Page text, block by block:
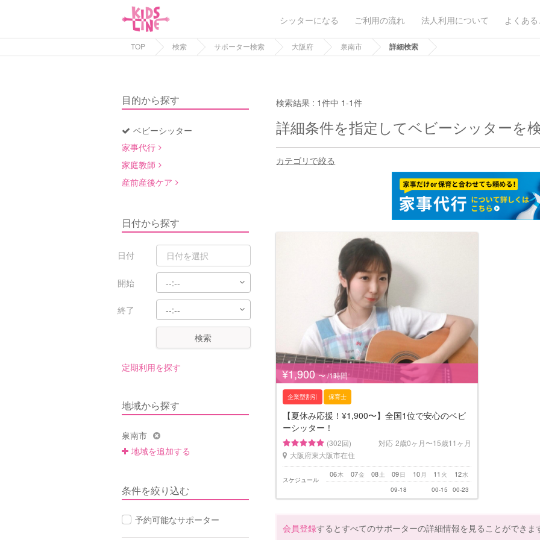
シッターになる ご利用の流れ 法人利用について よくあ
TOP 検索 サポーター検索 大阪府 泉南市 詳細検索
目的から探す
ベビーシッター
家事代行
家庭教師
産前産後ケア
日付から探す
日付
開始
終了
検索
定期利用を探す
地域から探す
泉南市
地域を追加する
条件を絞り込む
予約可能なサポーター
検索結果 : 1件中 1-1件
詳細条件を指定してベビーシッターを
カテゴリで絞る
¥1,900 〜 /1時間
企業型割引 保育士
【夏休み応援！¥1,900〜】全国1位で安心のベビ
ーシッター！
(302回) 対応 2歳0ヶ月〜15歳11ヶ月
大阪府東大阪市在住
スケジュール
木
06 金
07 土
08 日
09 月
10 火
11 水
12
09-18 00-15 00-23
会員登録するとすべてのサポーターの詳細情報を見ることができま